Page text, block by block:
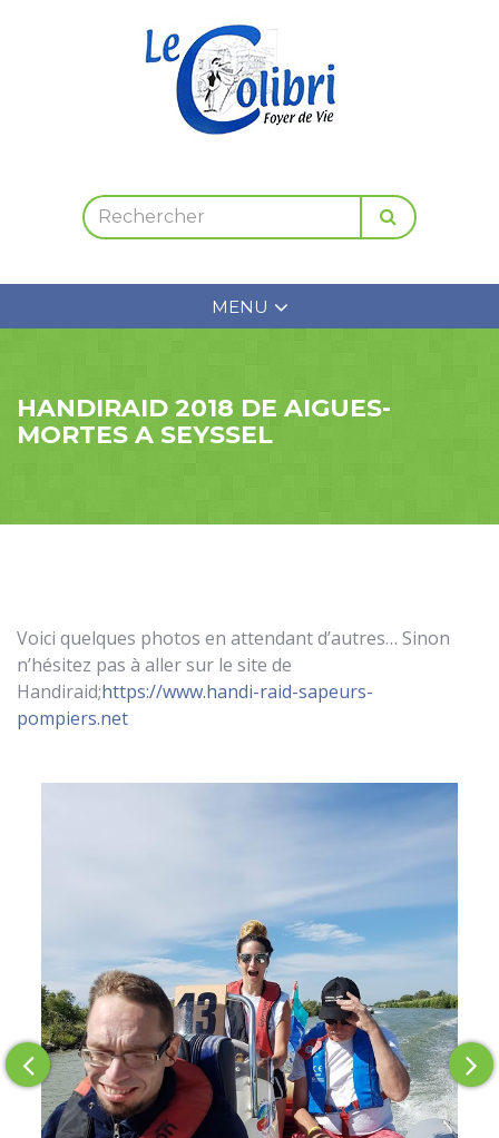
MENU
HANDIRAID 2018 DE AIGUES-
MORTES A SEYSSEL
Voici quelques photos en attendant d’autres… Sinon
n’hésitez pas à aller sur le site de
Handiraid;https://www.handi-raid-sapeurs-
pompiers.net